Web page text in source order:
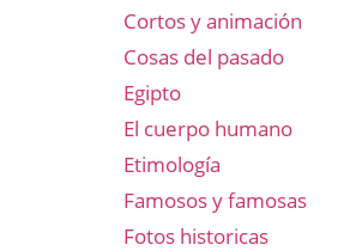
Cortos y animación
Cosas del pasado
Egipto
El cuerpo humano
Etimología
Famosos y famosas
Fotos historicas